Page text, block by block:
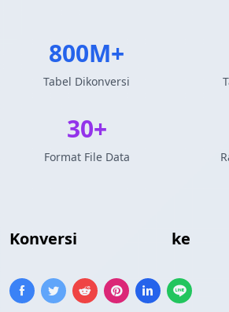
Konversi ke
800M+
Tabel Dikonversi
30+
Format File Data